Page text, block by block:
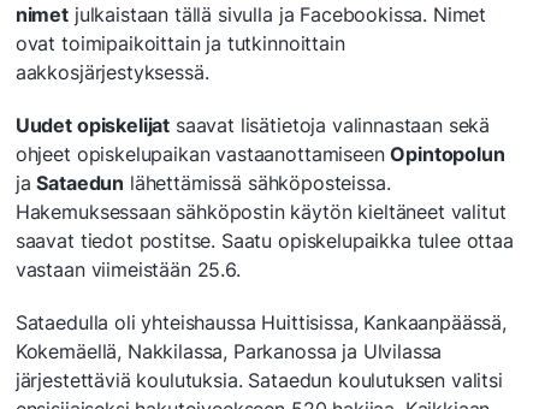
nimet julkaistaan tällä sivulla ja Facebookissa. Nimet
ovat toimipaikoittain ja tutkinnoittain
aakkosjärjestyksessä.
Uudet opiskelijat saavat lisätietoja valinnastaan sekä
ohjeet opiskelupaikan vastaanottamiseenOpintopolun
jaSataedun lähettämissä sähköposteissa.
Hakemuksessaan sähköpostin käytön kieltäneet valitut
saavat tiedot postitse. Saatu opiskelupaikka tulee ottaa
vastaan viimeistään 25.6.
Sataedulla oli yhteishaussa Huittisissa, Kankaanpäässä,
Kokemäellä, Nakkilassa, Parkanossa ja Ulvilassa
järjestettäviä koulutuksia. Sataedun koulutuksen valitsi